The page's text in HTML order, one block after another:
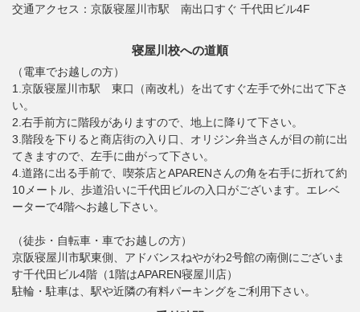
交通アクセス： 京阪寝屋川市駅 南出口すぐ 千代田ビル4F
寝屋川校への道順
（電車でお越しの方）
1.京阪寝屋川市駅 東口（南改札）を出てすぐ左手で外に出て下さ
い。
2.右手前方に階段がありますので、地上に降りて下さい。
3.階段を下りると商店街の入り口、オリジン弁当さんが目の前に出
てきますので、左手に曲がって下さい。
4.道路に出る手前で、喫茶店とAPARENさんの角を右手に折れて約
10メートル、歩道沿いに千代田ビルの入口がございます。エレベ
ーターで4階へお越し下さい。
（徒歩・自転車・車でお越しの方）
京阪寝屋川市駅東側、アドバンスねやがわ2号館の南側にございま
す千代田ビル4階（1階はAPAREN寝屋川店）
駐輪・駐車は、駅や近隣の有料パーキングをご利用下さい。